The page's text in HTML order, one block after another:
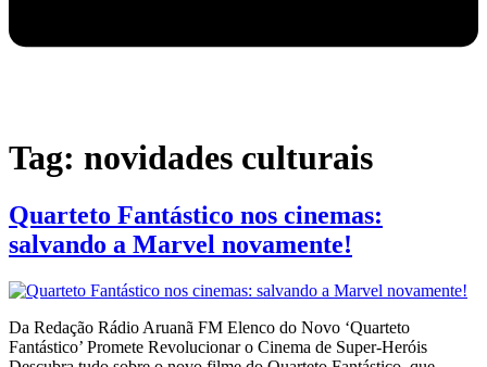
Tag: novidades culturais
Quarteto Fantástico nos cinemas:
salvando a Marvel novamente!
Da Redação Rádio Aruanã FM Elenco do Novo ‘Quarteto
Fantástico’ Promete Revolucionar o Cinema de Super-Heróis